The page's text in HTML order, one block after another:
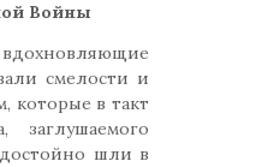
Войны
вдохновляющие
смелости и
которые в такт
заглушаемого
шли в